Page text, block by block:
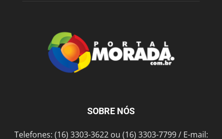
SOBRE NÓS
Telefones: (16) 3303-3622 ou (16) 3303-7799 / E-mail: